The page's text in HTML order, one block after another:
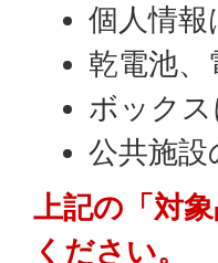
個人情
乾電池
ボック
公共施
上記の「対
ください。